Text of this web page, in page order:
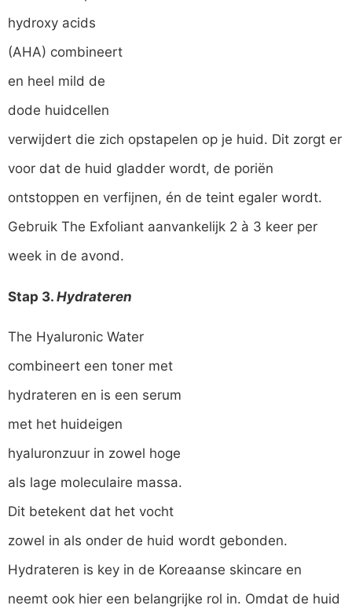
hydroxy acids
(AHA) combineert
en heel mild de
dode huidcellen
verwijdert die zich opstapelen op je huid. Dit zorgt er
voor dat de huid gladder wordt, de poriën
ontstoppen en verfijnen, én de teint egaler wordt.
Gebruik The Exfoliant aanvankelijk 2 à 3 keer per
week in de avond.
Stap 3. Hydrateren
The Hyaluronic Water
combineert een toner met
hydrateren en is een serum
met het huideigen
hyaluronzuur in zowel hoge
als lage moleculaire massa.
Dit betekent dat het vocht
zowel in als onder de huid wordt gebonden.
Hydrateren is key in de Koreaanse skincare en
neemt ook hier een belangrijke rol in. Omdat de huid